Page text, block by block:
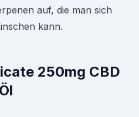
auf, die man sich
kann.
250mg CBD